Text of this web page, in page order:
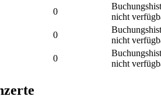
0
nicht
0
nicht
0
nicht